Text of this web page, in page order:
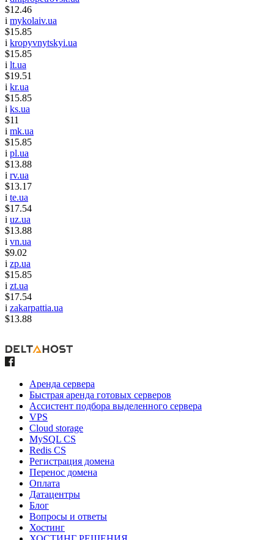
$12.46
i mykolaiv.ua
$15.85
i kropyvnytskyi.ua
$15.85
i lt.ua
$19.51
i kr.ua
$15.85
i ks.ua
$11
i mk.ua
$15.85
i pl.ua
$13.88
i rv.ua
$13.17
i te.ua
$17.54
i uz.ua
$13.88
i vn.ua
$9.02
i zp.ua
$15.85
i zt.ua
$17.54
i zakarpattia.ua
$13.88
Аренда сервера
Быстрая аренда готовых серверов
Ассистент подбора выделенного сервера
VPS
Cloud storage
MySQL CS
Redis CS
Регистрация домена
Перенос домена
Оплата
Датацентры
Блог
Вопросы и ответы
Хостинг